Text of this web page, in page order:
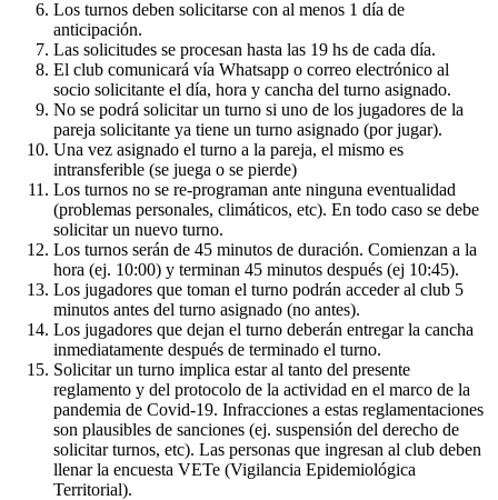
Los turnos deben solicitarse con al menos 1 día de
anticipación.
Las solicitudes se procesan hasta las 19 hs de cada día.
El club comunicará vía Whatsapp o correo electrónico al
socio solicitante el día, hora y cancha del turno asignado.
No se podrá solicitar un turno si uno de los jugadores de la
pareja solicitante ya tiene un turno asignado (por jugar).
Una vez asignado el turno a la pareja, el mismo es
intransferible (se juega o se pierde)
Los turnos no se re-programan ante ninguna eventualidad
(problemas personales, climáticos, etc). En todo caso se debe
solicitar un nuevo turno.
Los turnos serán de 45 minutos de duración. Comienzan a la
hora (ej. 10:00) y terminan 45 minutos después (ej 10:45).
Los jugadores que toman el turno podrán acceder al club 5
minutos antes del turno asignado (no antes).
Los jugadores que dejan el turno deberán entregar la cancha
inmediatamente después de terminado el turno.
Solicitar un turno implica estar al tanto del presente
reglamento y del protocolo de la actividad en el marco de la
pandemia de Covid-19. Infracciones a estas reglamentaciones
son plausibles de sanciones (ej. suspensión del derecho de
solicitar turnos, etc). Las personas que ingresan al club deben
llenar la encuesta VETe (Vigilancia Epidemiológica
Territorial).